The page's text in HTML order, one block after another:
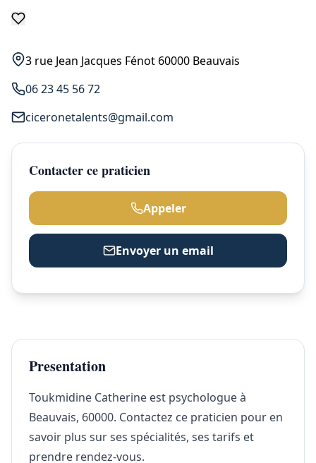
3 rue Jean Jacques Fénot 60000 Beauvais
06 23 45 56 72
ciceronetalents@gmail.com
Contacter ce praticien
Appeler
Envoyer un email
Presentation
Toukmidine Catherine est psychologue à
Beauvais, 60000. Contactez ce praticien pour en
savoir plus sur ses spécialités, ses tarifs et
prendre rendez-vous.